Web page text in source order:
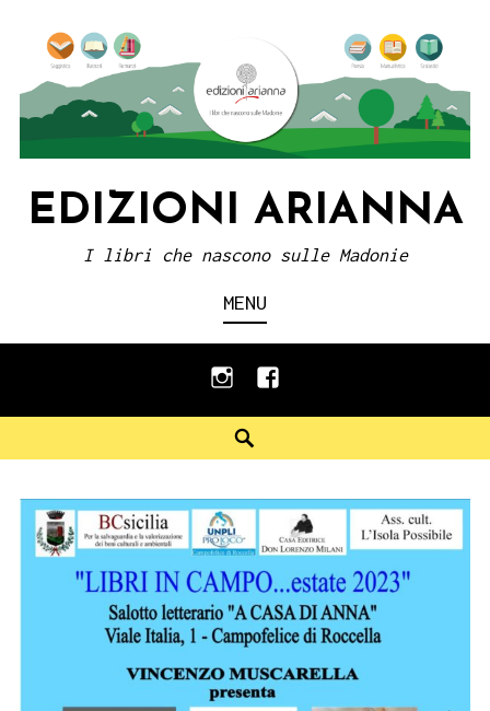
content
EDIZIONI ARIANNA
I libri che nascono sulle Madonie
MENU
instagramfacebook